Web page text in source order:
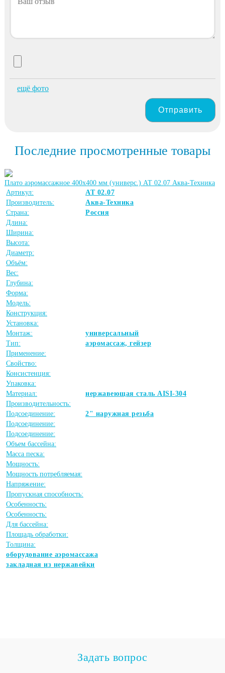
ещё фото
Отправить
Последние просмотренные товары
Плато аэромассажное 400х400 мм (универс.) АТ 02.07 Аква-Техника
Артикул:
АТ 02.07
Производитель:
Аква-Техника
Страна:
Россия
Длина:
Ширина:
Высота:
Диаметр:
Объём:
Вес:
Глубина:
Форма:
Модель:
Конструкция:
Установка:
Монтаж:
универсальный
Тип:
аэромассаж, гейзер
Применение:
Свойство:
Консистенция:
Упаковка:
Материал:
нержавеющая сталь AISI-304
Производительность:
Подсоединение:
2" наружная резьба
Подсоединение:
Подсоединение:
Объем бассейна:
Масса песка:
Мощность:
Мощность потребляемая:
Напряжение:
Пропускная способность:
Особенность:
Особенность:
Для бассейна:
Площадь обработки:
Толщина:
оборудование аэромассажа
закладная из нержавейки
Задать вопрос